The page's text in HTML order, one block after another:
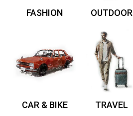
FASHION OUTDOOR
CAR & BIKE TRAVEL